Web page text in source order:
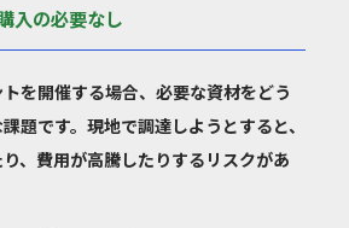
入の必要なし
を開催する場合、必要な資材をどう
題です。現地で調達しようとすると、
、費用が高騰したりするリスクがあ